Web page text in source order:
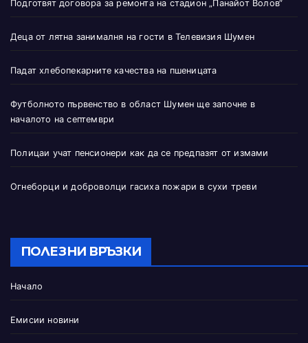
Подготвят договора за ремонта на стадион „Панайот Волов“
Деца от лятна занималня на гости в Телевизия Шумен
Падат хлебопекарните качества на пшеницата
Футболното първенство в област Шумен ще започне в
началото на септември
Полицаи учат пенсионери как да се предпазят от измами
Огнеборци и доброволци гасиха пожари в сухи треви
ПОЛЕЗНИ ВРЪЗКИ
Начало
Емисии новини